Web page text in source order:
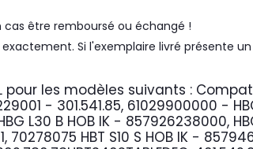
être remboursé ou échangé !
Si l'exemplaire livré présente
pour les modèles suivants :
- 301.541.85, 61029900000 -
L30 B HOB IK - 857926238000,
70278075 HBT S10 S HOB IK -